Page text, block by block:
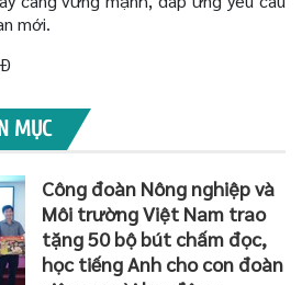
mới.
MỤC
Công đoàn Nông nghiệp và
Môi trường Việt Nam trao
tặng 50 bộ bút chấm đọc,
học tiếng Anh cho con đoàn